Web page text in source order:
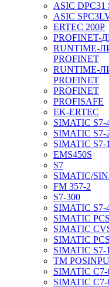
ASIC DPC31
ASIC
ERTEC 200P
PROFINET-
RUNTIME-
PROFINET
RUNTIME-
PROFINET
PROFINET
PROFISAFE
EK-ERTEC
SIMATIC S7-
SIMATIC S7-
SIMATIC S7-
EMS450S
S7
SIMATIC/
FM 357-2
S7-300
SIMATIC S7-
SIMATIC
SIMATIC
SIMATIC
SIMATIC S7-
TM
SIMATIC C7-
SIMATIC C7-